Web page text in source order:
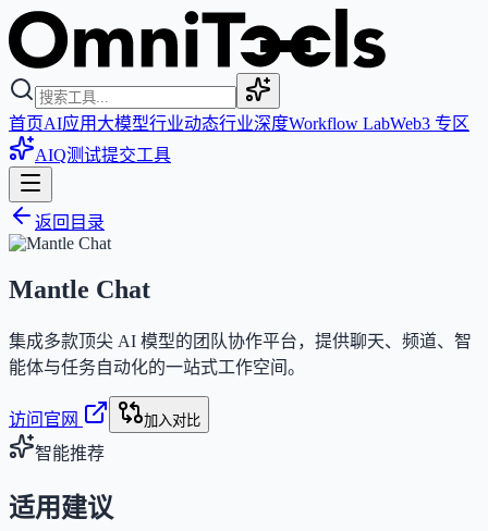
首页AI应用 大模型行业动态行业深度Workflow LabWeb3 专区
AIQ测试提交工具
返回目录
Mantle Chat
集成多款顶尖 AI 模型的团队协作平台，提供聊天、频道、智
能体与任务自动化的一站式工作空间。
访问官网 加入对比
智能推荐
适用建议